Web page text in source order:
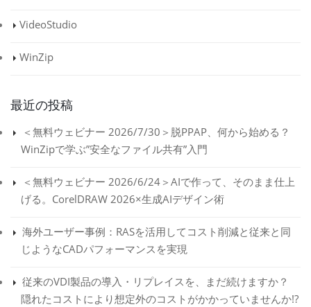
VideoStudio
WinZip
最近の投稿
＜無料ウェビナー 2026/7/30＞脱PPAP、何から始める？
WinZipで学ぶ”安全なファイル共有”入門
＜無料ウェビナー 2026/6/24＞AIで作って、そのまま仕上
げる。CorelDRAW 2026×生成AIデザイン術
海外ユーザー事例：RASを活用してコスト削減と従来と同
じようなCADパフォーマンスを実現
従来のVDI製品の導入・リプレイスを、まだ続けますか？
隠れたコストにより想定外のコストがかかっていませんか!?